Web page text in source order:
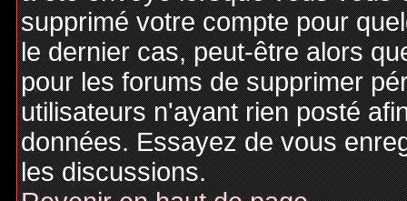
supprimé votre compte pour
le dernier cas, peut-être alors
pour les forums de supprimer
utilisateurs n'ayant rien posté
données. Essayez de vous
les discussions.